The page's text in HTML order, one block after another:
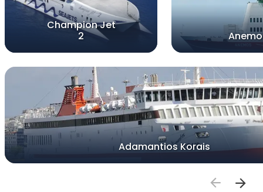
Champion Jet
2
Adamantios Korais